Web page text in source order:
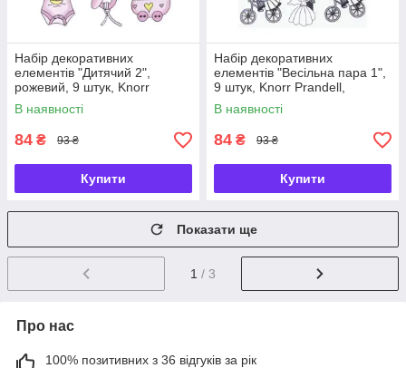
Набір декоративних
елементів "Дитячий 2",
рожевий, 9 штук, Knorr
Prandell, 216930208
В наявності
84 ₴ 93 ₴
Купити
Набір декоративних
елементів "Весільна пара 1",
9 штук, Knorr Prandell,
216930209
В наявності
84 ₴ 93 ₴
Купити
Показати ще
1 / 3
Про нас
100% позитивних з 36 відгуків за рік